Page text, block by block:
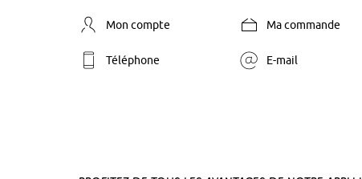
Mon compte Ma commande
Téléphone E-mail